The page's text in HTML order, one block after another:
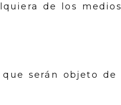
de los medios
que serán objeto de